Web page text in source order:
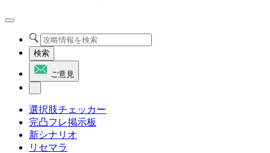
検索
ご意見
選択肢チェッカー
完凸フレ掲示板
新シナリオ
リセマラ